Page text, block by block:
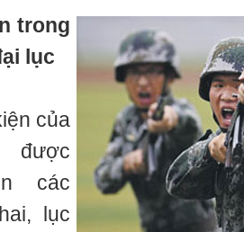
trong
lục
của
được
các
lục